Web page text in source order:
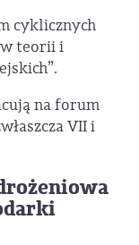
cyklicznych
teorii i
na forum
VII i